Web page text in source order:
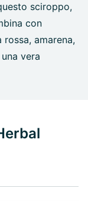
sciroppo,
con
amarena,
vera